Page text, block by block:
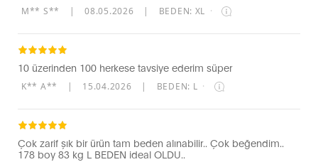
M** S** | 08.05.2026 | BEDEN: XL ·
10 üzerinden 100 herkese tavsiye ederim süper
K** A** | 15.04.2026 | BEDEN: L ·
Çok zarif şık bir ürün tam beden alınabilir.. Çok beğendim..
178 boy 83 kg L BEDEN ideal OLDU..